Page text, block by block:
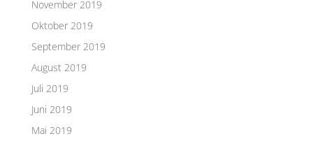
November 2019
Oktober 2019
September 2019
August 2019
Juli 2019
Juni 2019
Mai 2019